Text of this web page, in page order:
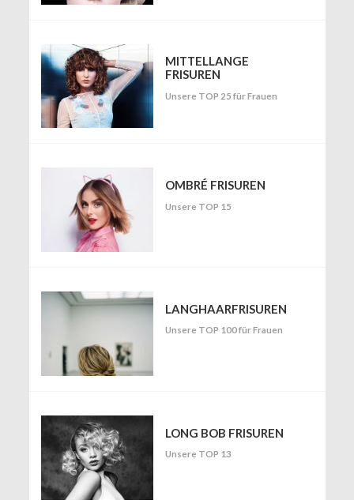
MITTELLANGE
FRISUREN
Unsere TOP 25 für Frauen
OMBRÉ FRISUREN
Unsere TOP 15
LANGHAARFRISUREN
Unsere TOP 100 für Frauen
LONG BOB FRISUREN
Unsere TOP 13